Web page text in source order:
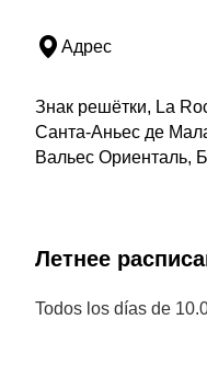
Адрес
Знак решётки, La
Санта-Аньес де
Вальес Ориенталь,
Летнее
Todos los días de